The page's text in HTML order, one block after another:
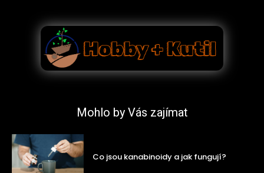
Mohlo by Vás zajímat
Co jsou kanabinoidy a jak fungují?